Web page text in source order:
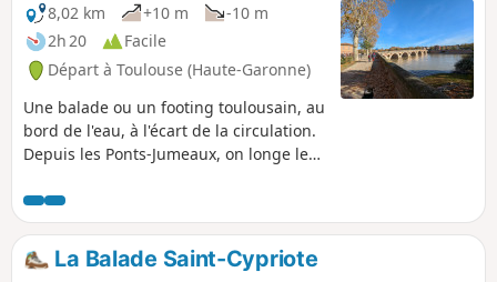
8,02 km
+10 m
-10 m
2h 20
Facile
Départ à Toulouse (Haute-Garonne)
Une balade ou un footing toulousain, au
bord de l'eau, à l'écart de la circulation.
Depuis les Ponts-Jumeaux, on longe les
arriver aux bords de Garonne. Au cœur
de Toulouse, on découvre une belle vue
sur le Bazacle, le dôme de l'hôpital La
Grave. On passe sous le Pont Neuf, on
La Balade Saint-Cypriote